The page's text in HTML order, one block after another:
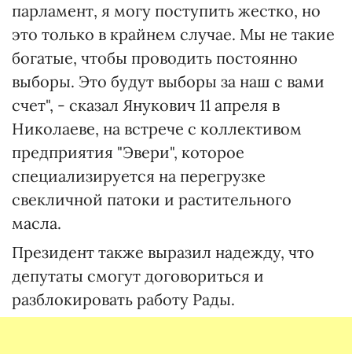
парламент, я могу поступить жестко, но
это только в крайнем случае. Мы не такие
богатые, чтобы проводить постоянно
выборы. Это будут выборы за наш с вами
счет", - сказал Янукович 11 апреля в
Николаеве, на встрече с коллективом
предприятия "Эвери", которое
специализируется на перегрузке
свекличной патоки и растительного
масла.
Президент также выразил надежду, что
депутаты смогут договориться и
разблокировать работу Рады.